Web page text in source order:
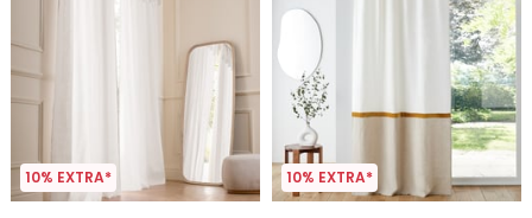
10% EXTRA* 10% EXTRA*